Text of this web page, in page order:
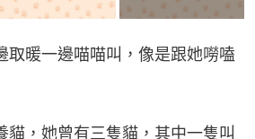
取暖一邊喵喵叫，像是跟她嘮嗑
貓，她曾有三隻貓，其中一隻叫